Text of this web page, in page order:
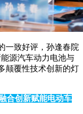
一致好评，孙逢春院
源汽车动力电池与
颠覆性技术创新的灯
合创新赋能电动车